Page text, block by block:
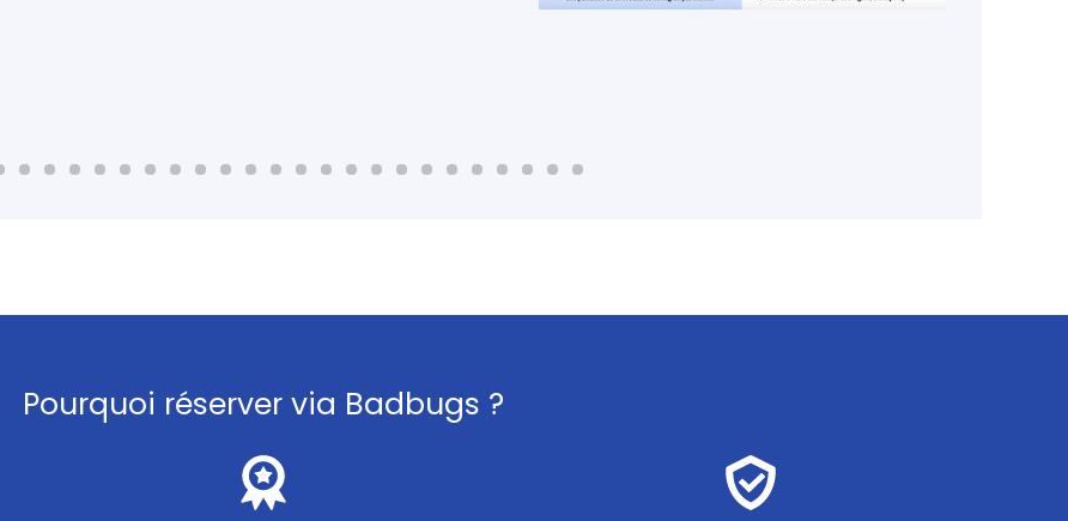
Pourquoi réserver via Badbugs ?